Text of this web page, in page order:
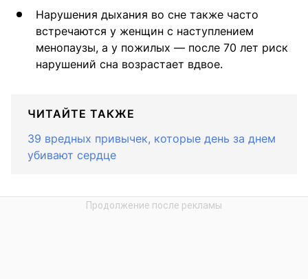
Нарушения дыхания во сне также часто
встречаются у женщин с наступлением
менопаузы, а у пожилых — после 70 лет риск
нарушений сна возрастает вдвое.
ЧИТАЙТЕ ТАКЖЕ
39 вредных привычек, которые день за днем
убивают сердце